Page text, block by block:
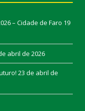
– Cidade de Faro 19
abril de 2026
23 de abril de